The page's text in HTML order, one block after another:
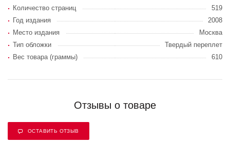
Количество страниц
519
Год издания
2008
Место издания
Москва
Тип обложки
Твердый переплет
Вес товара (граммы)
610
Отзывы о товаре
ОСТАВИТЬ ОТЗЫВ